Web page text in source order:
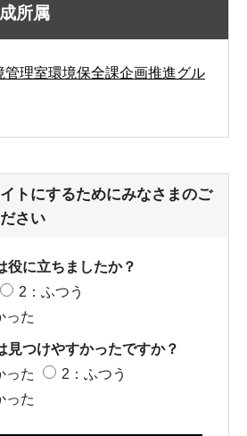
所属
管理室環境保全課企画推進グル
トにするためにみなさまのご
さい
役に立ちましたか？
2：ふつう
った
見つけやすかったですか？
った
2：ふつう
った